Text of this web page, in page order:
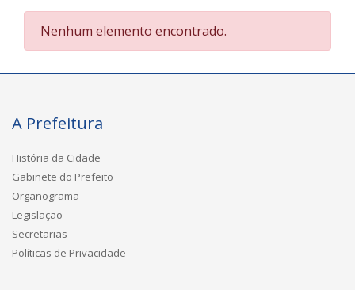
Nenhum elemento encontrado.
A Prefeitura
História da Cidade
Gabinete do Prefeito
Organograma
Legislação
Secretarias
Políticas de Privacidade